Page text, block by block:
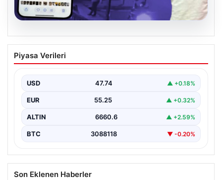
07.08.2026
Casperlar çetesine yeni iddianame
Piyasa Verileri
USD 47.74 ▲ +0.18%
EUR 55.25 ▲ +0.32%
ALTIN 6660.6 ▲ +2.59%
BTC 3088118 ▼ -0.20%
Son Eklenen Haberler